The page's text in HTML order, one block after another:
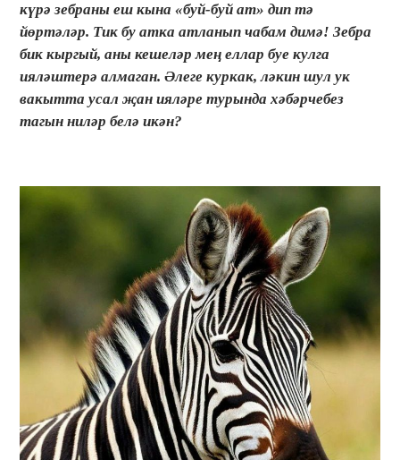
күрә зебраны еш кына «буй-буй ат» дип тә
йөртәләр. Тик бу атка атланып чабам димә! Зебра
бик кыргый, аны кешеләр мең еллар буе кулга
ияләштерә алмаган. Әлеге куркак, ләкин шул ук
вакытта усал җан ияләре турында хәбәрчебез
тагын ниләр белә икән?